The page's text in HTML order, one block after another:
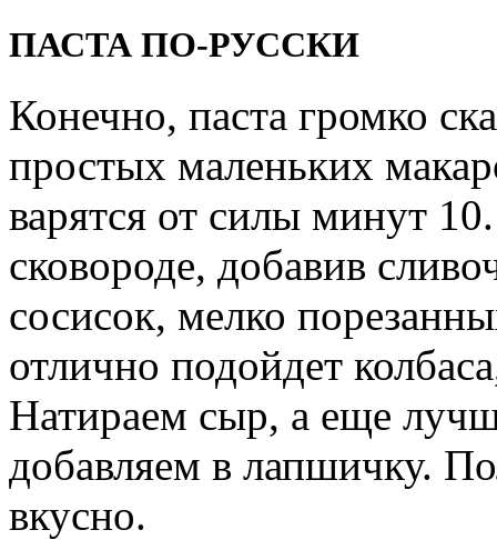
ПАСТА ПО-РУССКИ
Конечно, паста громко
простых маленьких
варятся от силы минут
сковороде, добавив
сосисок, мелко
отлично подойдет
Натираем сыр, а еще
добавляем в лапшичку.
вкусно.